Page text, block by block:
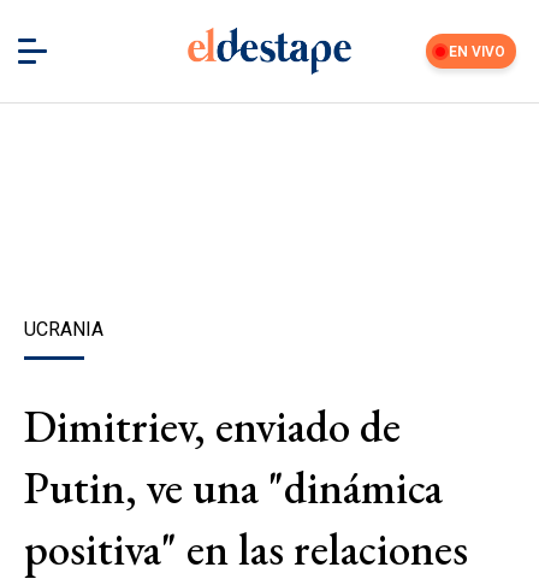
EN VIVO
UCRANIA
Dimitriev, enviado de
Putin, ve una "dinámica
positiva" en las relaciones